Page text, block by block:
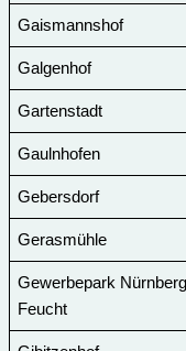
Gaismannshof
Galgenhof
Gartenstadt
Gaulnhofen
Gebersdorf
Gerasmühle
Gewerbepark
Feucht